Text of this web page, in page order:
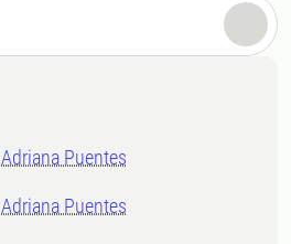
Adriana Puentes
Adriana Puentes